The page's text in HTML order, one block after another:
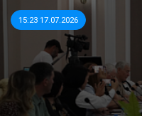
15:23 17.07.2026